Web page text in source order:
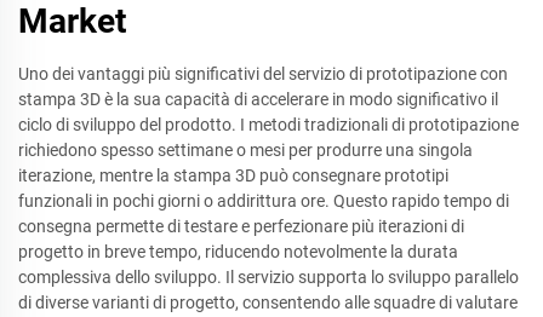
Market
Uno dei vantaggi più significativi del servizio di prototipazione con
stampa 3D è la sua capacità di accelerare in modo significativo il
ciclo di sviluppo del prodotto. I metodi tradizionali di prototipazione
richiedono spesso settimane o mesi per produrre una singola
iterazione, mentre la stampa 3D può consegnare prototipi
funzionali in pochi giorni o addirittura ore. Questo rapido tempo di
consegna permette di testare e perfezionare più iterazioni di
progetto in breve tempo, riducendo notevolmente la durata
complessiva dello sviluppo. Il servizio supporta lo sviluppo parallelo
di diverse varianti di progetto, consentendo alle squadre di valutare